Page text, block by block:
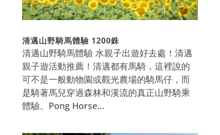
清邁山野騎馬體驗 1200銖
清邁山野騎馬體驗 水親子出遊好去處！清邁
親子遊活動推薦！清邁都有馬騎，這裡說的
可不是一般動物園或觀光農場的騎馬仔，而
是騎著馬兒穿過森林和溪流的真正山野騎乘
體驗。Pong Horse...